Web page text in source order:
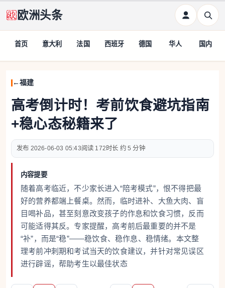
欧洲头条
首页 意大利 法国 西班牙 德国 华人 国内
福建
高考倒计时！考前饮食避坑指南
+稳心态秘籍来了
2026-06-03 05:43 172 约 5 分钟
内容提要
随着高考临近，不少家长进入“陪考模式”，恨不得把最
好的营养都端上餐桌。然而，临时进补、大鱼大肉、盲
目喝补品，甚至刻意改变孩子的作息和饮食习惯，反而
可能适得其反。专家提醒，高考前后最重要的并不是
“补”，而是“稳”——稳饮食、稳作息、稳情绪。本文整
理考前冲刺期和考试当天的饮食建议，并针对常见误区
进行辟谣，帮助考生以最佳状态